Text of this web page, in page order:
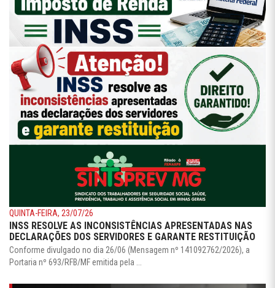
QUINTA-FEIRA, 23/07/26
INSS RESOLVE AS INCONSISTÊNCIAS APRESENTADAS NAS
DECLARAÇÕES DOS SERVIDORES E GARANTE RESTITUIÇÃO
Conforme divulgado no dia 26/06 (Mensagem nº 141092762/2026), a
Portaria nº 693/RFB/MF emitida pela ...